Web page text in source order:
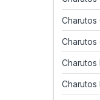
Charutos
Charutos
Charutos
Charutos